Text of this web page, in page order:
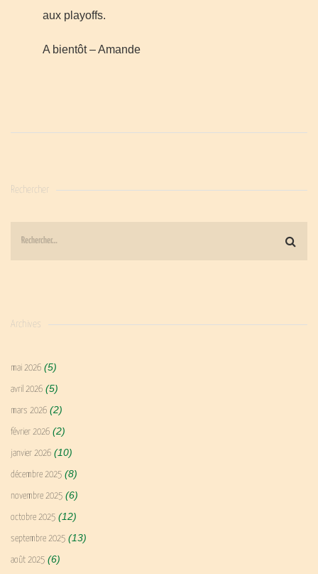
aux playoffs.
A bientôt – Amande
Rechercher
Archives
mai 2026 (5)
avril 2026 (5)
mars 2026 (2)
février 2026 (2)
janvier 2026 (10)
décembre 2025 (8)
novembre 2025 (6)
octobre 2025 (12)
septembre 2025 (13)
août 2025 (6)